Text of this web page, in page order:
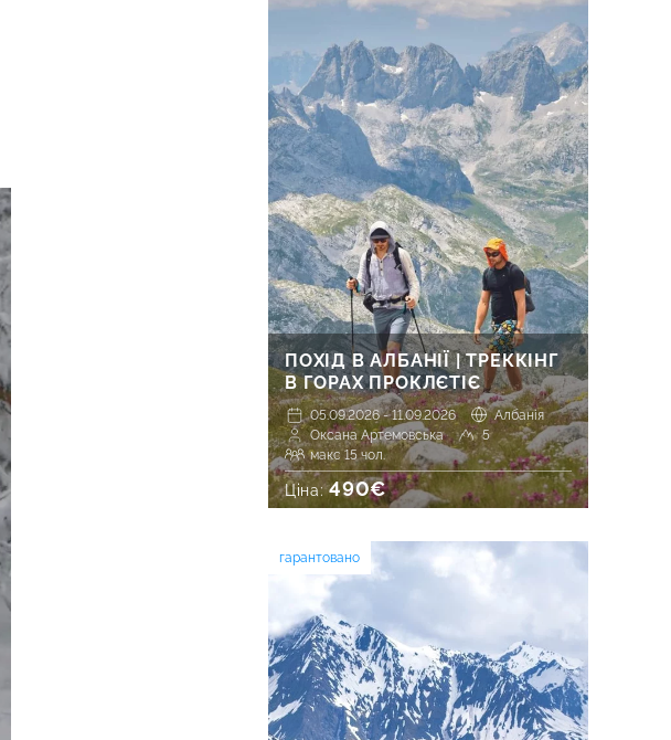
ПОХІД В АЛБАНІЇ | ТРЕККІНГ
В ГОРАХ ПРОКЛЄТІЄ
05.09.2026 - 11.09.2026
Албанія
Оксана Артемовська
5
макс 15 чол.
Ціна:490€
гарантовано